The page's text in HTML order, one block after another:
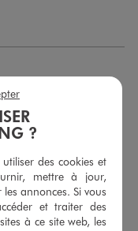
un avoir ou un
porté, non retouché,
du ticket de caisse,
de faire
magasins. Les tarifs
?
des cookies et
mettre à jour,
annonces. Si vous
et traiter des
à ce site web, les